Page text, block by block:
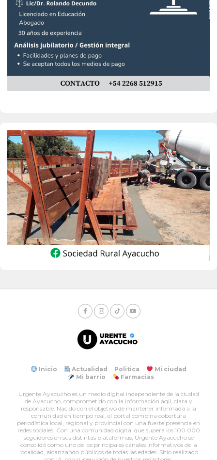
Inicio Actualidad Politica
Mi ciudad
Mi barrio
Farmacias
Urgente Ayacucho es un medio digital independiente de la ciudad
de Ayacucho, comprometido con la información ágil, clara y
responsable. Nacido con el objetivo de mantener informada a la
comunidad en tiempo real, el portal combina cobertura
periodística local, regional y provincial con una fuerte presencia en
redes sociales. Con una comunidad digital que supera los 100.000
seguidores en sus distintas plataformas, Urgente Ayacucho se
consolidó como uno de los principales canales informativos de la
localidad, alcanzando públicos de todas las edades. Sitio realizado